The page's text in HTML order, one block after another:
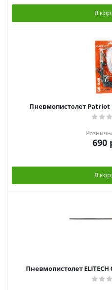
В
Пневмопистолет Patriot
690
В
Пневмопистолет